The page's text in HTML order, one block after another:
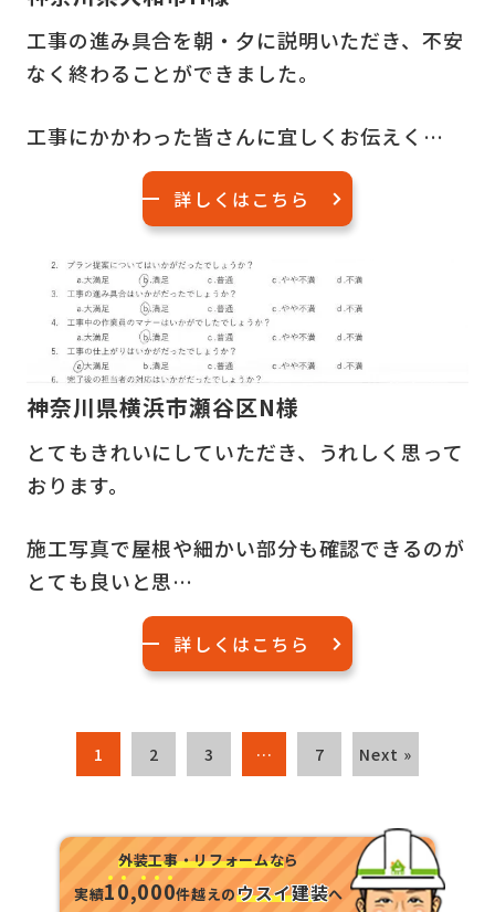
工事の進み具合を朝・夕に説明いただき、不安
なく終わることができました。
工事にかかわった皆さんに宜しくお伝えく…
詳しくはこちら
神奈川県横浜市瀬谷区N様
とてもきれいにしていただき、うれしく思って
おります。
施工写真で屋根や細かい部分も確認できるのが
とても良いと思…
詳しくはこちら
1 2 3 … 7 Next »
外装工事・リフォームなら
実績10,000件越えのウスイ建装へ